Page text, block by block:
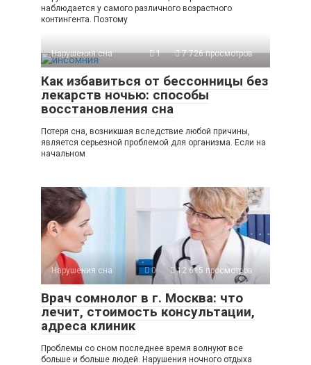
наблюдается у самого различного возрастного
контингента. Поэтому
Нарушения сна 1 7 726 просмотров
Как избавиться от бессонницы без
лекарств ночью: способы
восстановления сна
Потеря сна, возникшая вследствие любой причины,
является серьезной проблемой для организма. Если на
начальном
Нарушения сна 0 12 615 просмотров
Врач сомнолог в г. Москва: что
лечит, стоимость консультации,
адреса клиник
Проблемы со сном последнее время волнуют все
больше и больше людей. Нарушения ночного отдыха